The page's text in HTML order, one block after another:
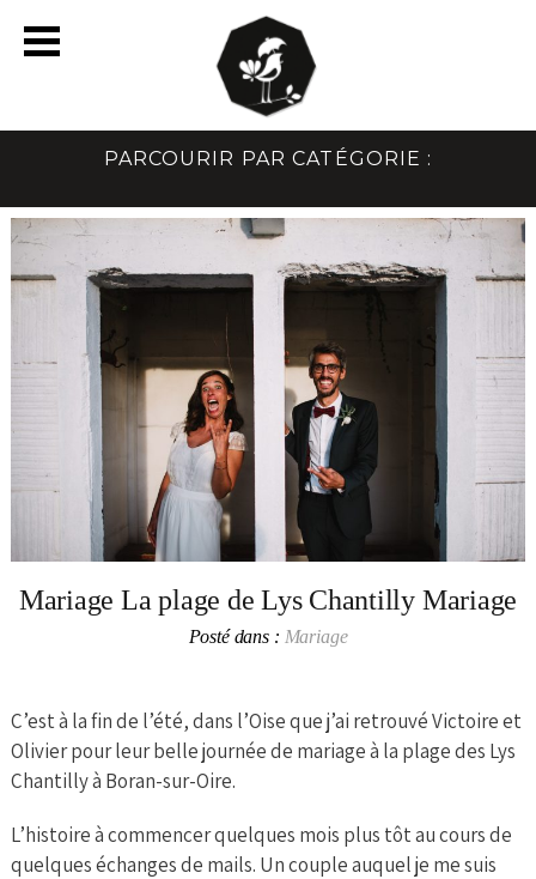
PARCOURIR PAR CATÉGORIE :
Mariage La plage de Lys Chantilly Mariage
Posté dans : Mariage
C’est à la fin de l’été, dans l’Oise que j’ai retrouvé Victoire et
Olivier pour leur belle journée de mariage à la plage des Lys
Chantilly à Boran-sur-Oire.
L’histoire à commencer quelques mois plus tôt au cours de
quelques échanges de mails. Un couple auquel je me suis